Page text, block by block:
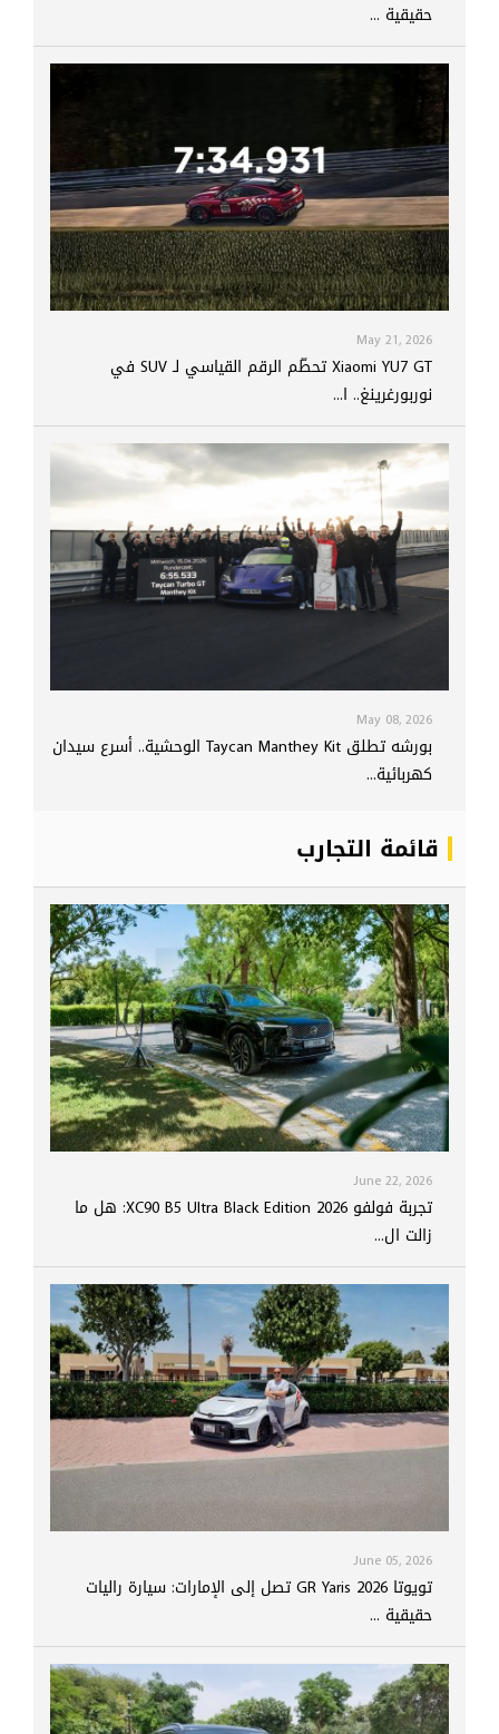
حقيقية ...
May 21, 2026
Xiaomi YU7 GT تحطّم الرقم القياسي لـ SUV في
نوربورغرينغ.. ا...
May 08, 2026
بورشه تطلق Taycan Manthey Kit الوحشية.. أسرع سيدان
كهربائية...
قائمة التجارب
June 22, 2026
تجربة فولفو XC90 B5 Ultra Black Edition 2026: هل ما
زالت ال...
June 05, 2026
تويوتا GR Yaris 2026 تصل إلى الإمارات: سيارة راليات
حقيقية ...